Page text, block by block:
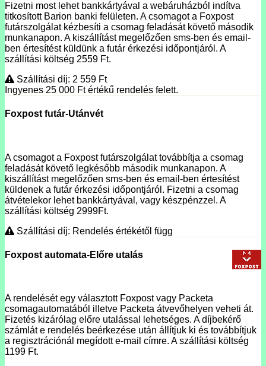
Fizetni most lehet bankkártyával a webáruházból indítva
titkosított Barion banki felületen. A csomagot a Foxpost
futárszolgálat kézbesíti a csomag feladását követő második
munkanapon. A kiszállítást megelőzően sms-ben és email-
ben értesítést küldünk a futár érkezési időpontjáról. A
szállítási költség 2559 Ft.
Szállítási díj: 2 559 Ft
Ingyenes 25 000 Ftértékű rendelés felett.
Foxpost futár-Utánvét
A csomagot a Foxpost futárszolgálat továbbítja a csomag
feladását követő legkésőbb második munkanapon. A
kiszállítást megelőzően sms-ben és email-ben értesítést
küldenek a futár érkezési időpontjáról. Fizetni a csomag
átvételekor lehet bankkártyával, vagy készpénzzel. A
szállítási költség 2999Ft.
Szállítási díj: Rendelés értékétől függ
Foxpost automata-Előre utalás
A rendelését egy választott Foxpost vagy Packeta
csomagautomatából illetve Packeta átvevőhelyen veheti át.
Fizetés kizárólag előre utalással lehetséges. A díjbekérő
számlát e rendelés beérkezése után állítjuk ki és továbbítjuk
a regisztrációnál megídott e-mail címre. A szállítási költség
1199 Ft.